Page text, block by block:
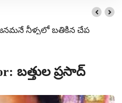
జనమనే నీళ్ళలో బతికిన చేప
బత్తుల ప్రసాద్